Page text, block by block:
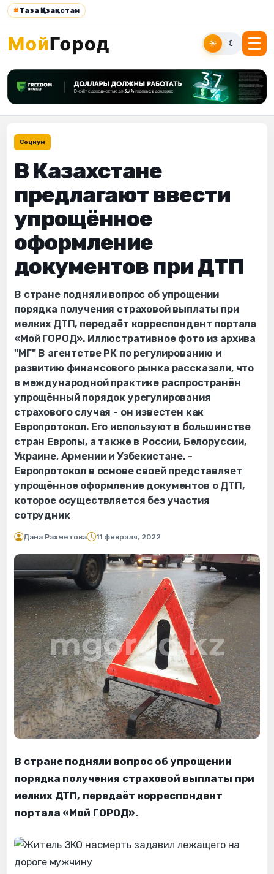
#Таза Қазақстан
☀ ☾
Социум
В Казахстане
предлагают ввести
упрощённое
оформление
документов при ДТП
В стране подняли вопрос об упрощении
порядка получения страховой выплаты при
мелких ДТП, передаёт корреспондент портала
«Мой ГОРОД». Иллюстративное фото из архива
"МГ" В агентстве РК по регулированию и
развитию финансового рынка рассказали, что
в международной практике распространён
упрощённый порядок урегулирования
страхового случая - он известен как
Европротокол. Его используют в большинстве
стран Европы, а также в России, Белоруссии,
Украине, Армении и Узбекистане. -
Европротокол в основе своей представляет
упрощённое оформление документов о ДТП,
которое осуществляется без участия
сотрудник
Дана Рахметова 11 февраля, 2022
В стране подняли вопрос об упрощении
порядка получения страховой выплаты при
мелких ДТП, передаёт корреспондент
портала «Мой ГОРОД».